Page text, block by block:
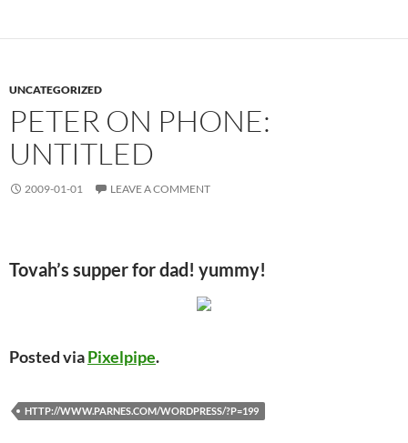
UNCATEGORIZED
PETER ON PHONE:
UNTITLED
2009-01-01 LEAVE A COMMENT
Tovah’s supper for dad! yummy!
Posted viaPixelpipe.
HTTP://WWW.PARNES.COM/WORDPRESS/?P=199